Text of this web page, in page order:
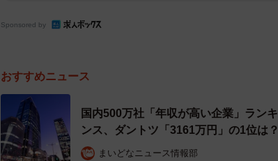
に既知の医薬品および医薬品候補化合物の新規用途の
以下、4位「シンバイオ製薬」（1194万円）、5位「中
9位「アンジェス」（1078万円）、10位「アステラス
◇ ◇
Sponsored by
おすすめニュース
国内500万社「年収が高い企業」ラ
ンス、ダントツ「3161万円」の1位は？
まいどなニュース情報部